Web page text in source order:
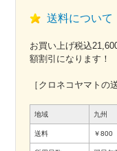
送料について
お買い上げ税込
額割引になります！
［クロネコヤマトの
地域 九州
送料 ￥800